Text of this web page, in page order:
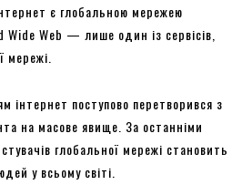
є глобальною мережею
Wide Web — лише один із сервісів,
мережі.
інтернет поступово перетворився з
на масове явище. За останніми
глобальної мережі становить
у всьому світі.